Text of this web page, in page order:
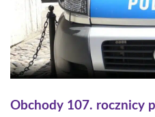
Obchody 107. rocznicy